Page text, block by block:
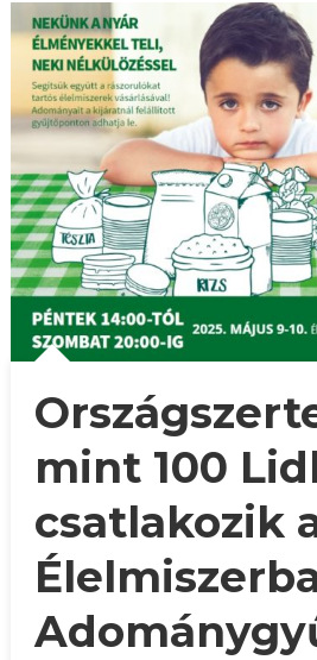
mint 100
csatlakozik